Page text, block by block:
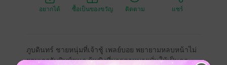
อยากได้ ซื้อเป็นของขวัญ ติดตาม แชร์
ภูบดินทร์ ชายหนุ่มที่เจ้าชู้ เพลย์บอย พยายามหลบหน้าไม่
ยอมเจอกับพิมพ์ชนก ผู้หญิงที่มารดาหมายมั่นให้เป็นลูก